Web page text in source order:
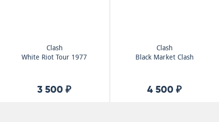
Clash
White Riot Tour 1977
3 500 ₽
Clash
Black Market Clash
4 500 ₽